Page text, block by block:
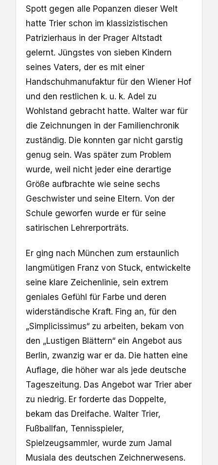
Spott gegen alle Popanzen dieser Welt
hatte Trier schon im klassizistischen
Patrizierhaus in der Prager Altstadt
gelernt. Jüngstes von sieben Kindern
seines Vaters, der es mit einer
Handschuhmanufaktur für den Wiener Hof
und den restlichen k. u. k. Adel zu
Wohlstand gebracht hatte. Walter war für
die Zeichnungen in der Familienchronik
zuständig. Die konnten gar nicht garstig
genug sein. Was später zum Problem
wurde, weil nicht jeder eine derartige
Größe aufbrachte wie seine sechs
Geschwister und seine Eltern. Von der
Schule geworfen wurde er für seine
satirischen Lehrerporträts.
Er ging nach München zum erstaunlich
langmütigen Franz von Stuck, entwickelte
seine klare Zeichenlinie, sein extrem
geniales Gefühl für Farbe und deren
widerständische Kraft. Fing an, für den
„Simplicissimus“ zu arbeiten, bekam von
den „Lustigen Blättern“ ein Angebot aus
Berlin, zwanzig war er da. Die hatten eine
Auflage, die höher war als jede deutsche
Tageszeitung. Das Angebot war Trier aber
zu niedrig. Er forderte das Doppelte,
bekam das Dreifache. Walter Trier,
Fußballfan, Tennisspieler,
Spielzeugsammler, wurde zum Jamal
Musiala des deutschen Zeichnerwesens.